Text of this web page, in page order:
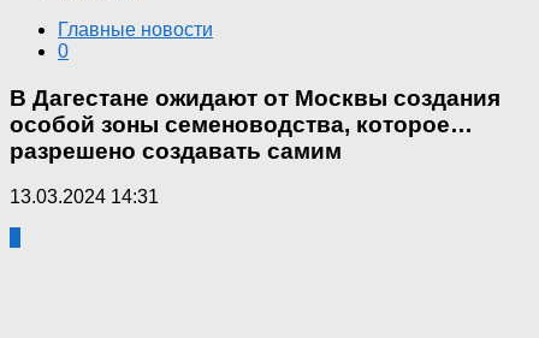
Главные новости
0
В Дагестане ожидают от Москвы создания
особой зоны семеноводства, которое…
разрешено создавать самим
13.03.2024 14:31